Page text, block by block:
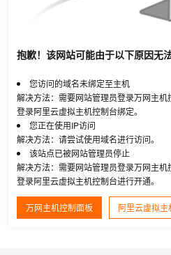
抱歉！该网站可能由于以下原因无法
您访问的域名未绑定至主机
解决方法：需要网站管理员登录万网主
登录阿里云虚拟主机控制台绑定。
您正在使用IP访问
解决方法：请尝试使用域名进行访问。
该站点已被网站管理员停止
解决方法：需要网站管理员登录万网主
登录阿里云虚拟主机控制台进行开通。
万网主机控制面板 阿里云虚拟主